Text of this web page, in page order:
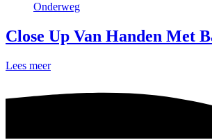
Onderweg
Close Up Van Handen Met
Lees meer